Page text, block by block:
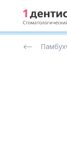
стоматологов